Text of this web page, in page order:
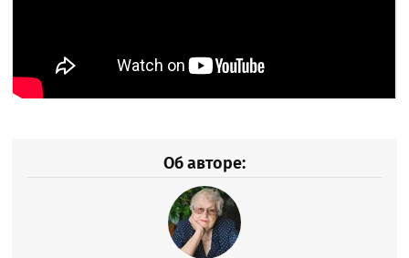
Об авторе: